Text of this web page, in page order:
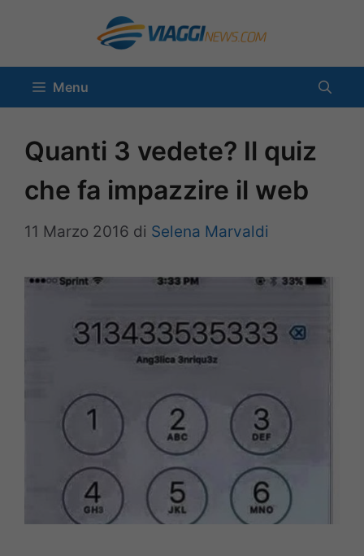
contenuto
Menu
Quanti 3 vedete? Il quiz
che fa impazzire il web
11 Marzo 2016 di Selena Marvaldi